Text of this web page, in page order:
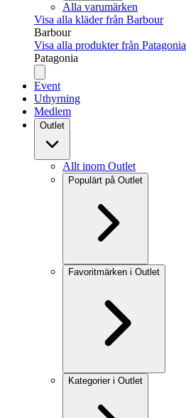
Alla varumärken
Visa alla kläder från Barbour
Barbour
Visa alla produkter från Patagonia
Patagonia
Event
Uthyrning
Medlem
Outlet
Allt inom Outlet
Populärt på Outlet
Favoritmärken i Outlet
Kategorier i Outlet